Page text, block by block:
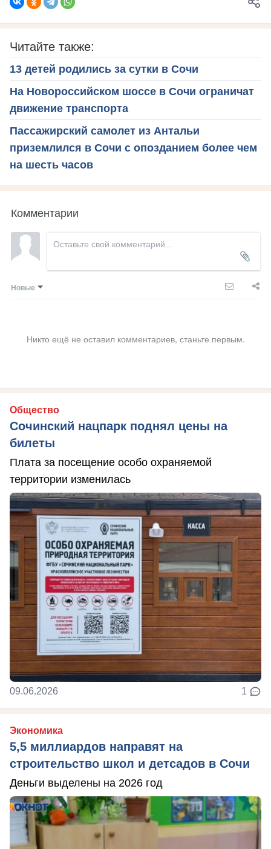
Читайте также:
13 детей родились за сутки в Сочи
На Новороссийском шоссе в Сочи ограничат
движение транспорта
Пассажирский самолет из Антальи
приземлился в Сочи с опозданием более чем
на шесть часов
Комментарии
Новые
Никто ещё не оставил комментариев, станьте первым.
Общество
Сочинский нацпарк поднял цены на
билеты
Плата за посещение особо охраняемой
территории изменилась
09.06.2026 1
Экономика
5,5 миллиардов направят на
строительство школ и детсадов в Сочи
Деньги выделены на 2026 год